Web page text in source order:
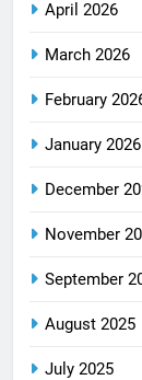
April 2026
March 2026
February
January 2026
December
November
September
August 2025
July 2025